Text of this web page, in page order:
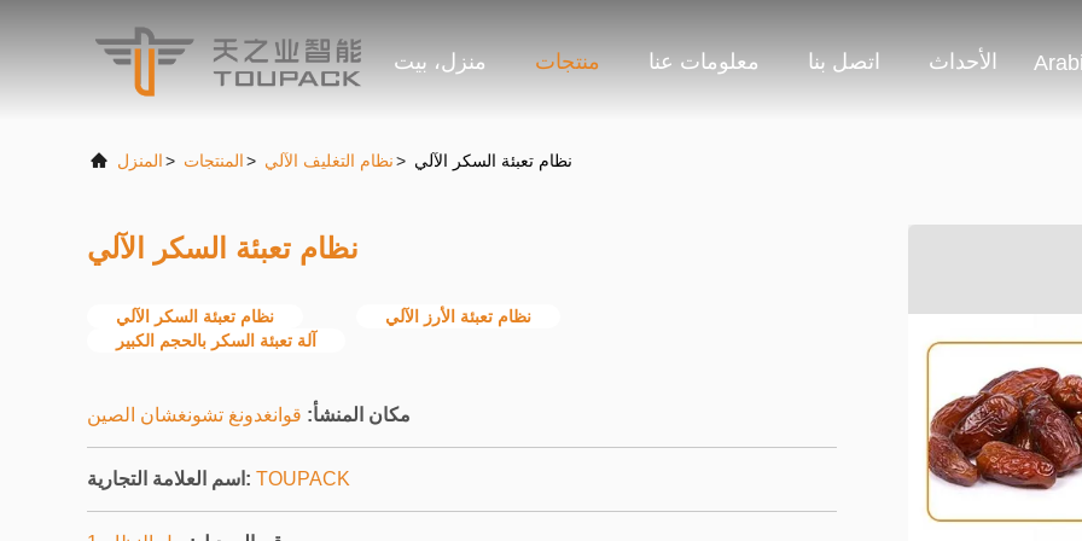
منزل، بيت منتجات معلومات عنا اتصل بنا الأحداث
المنزل> المنتجات> نظام التغليف الآلي> نظام تعبئة السكر الآلي
نظام تعبئة السكر الآلي
نظام تعبئة السكر الآلي
نظام تعبئة الأرز الآلي
آلة تعبئة السكر بالحجم الكبير
مكان المنشأ: قوانغدونغ تشونغشان الصين
اسم العلامة التجارية: TOUPACK